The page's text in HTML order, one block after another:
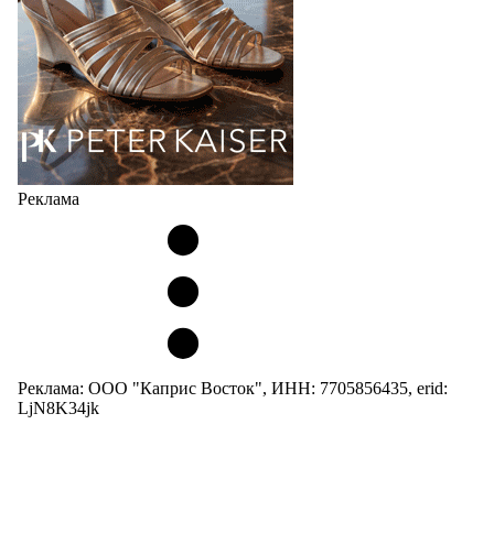
Реклама
Реклама: ООО "Каприс Восток", ИНН: 7705856435, erid:
LjN8K34jk